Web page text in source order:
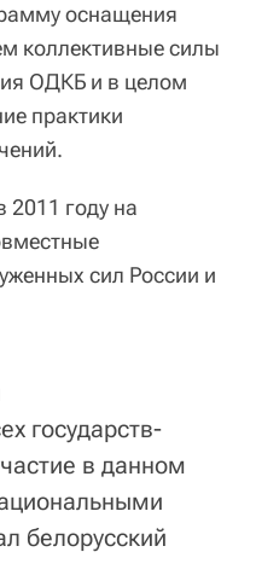
оснащения
коллективные силы
ОДКБ и в целом
практики
году на
сил России и
государств-
в данном
белорусский